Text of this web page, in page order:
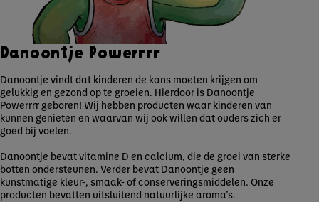
Danoontje Powerrrr
Danoontje vindt dat kinderen de kans moeten krijgen om
gelukkig en gezond op te groeien. Hierdoor is Danoontje
Powerrrr geboren! Wij hebben producten waar kinderen van
kunnen genieten en waarvan wij ook willen dat ouders zich er
goed bij voelen.
Danoontje bevat vitamine D en calcium, die de groei van sterke
botten ondersteunen. Verder bevat Danoontje geen
kunstmatige kleur-, smaak- of conserveringsmiddelen. Onze
producten bevatten uitsluitend natuurlijke aroma’s.